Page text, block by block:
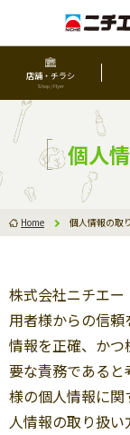
店舗・チラシ
Shop / Flyer
個人
Home 個人情報の取
株式会社ニチエー
用者様からの信
情報を正確、か
要な責務である
様の個人情報に
人情報の取り扱